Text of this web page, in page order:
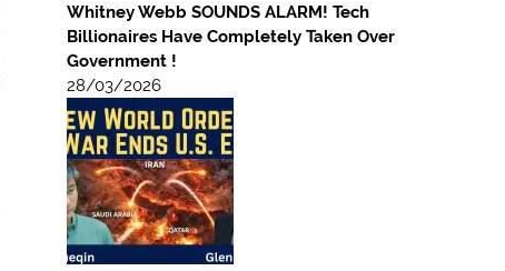
Whitney Webb SOUNDS ALARM! Tech
Billionaires Have Completely Taken Over
Government !
28/03/2026